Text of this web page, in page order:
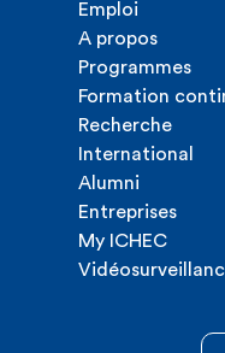
Emploi
A propos
Programmes
Formation
Recherche
International
Alumni
Entreprises
My ICHEC